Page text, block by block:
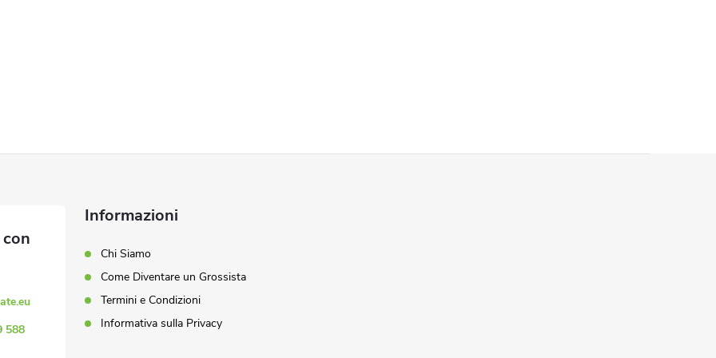
588
Informazioni
Chi Siamo
Come Diventare un Grossista
Termini e Condizioni
Informativa sulla Privacy